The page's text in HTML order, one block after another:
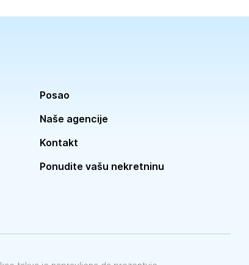
Posao
Naše agencije
Kontakt
Ponudite vašu nekretninu